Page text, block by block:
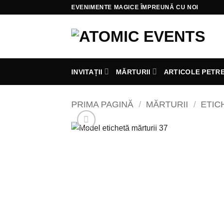
EVENIMENTE MAGICE ÎMPREUNĂ CU NOI
INVITAȚII MĂRTURII ARTICOLE
PRIMA PAGINĂ / MĂRTURII /